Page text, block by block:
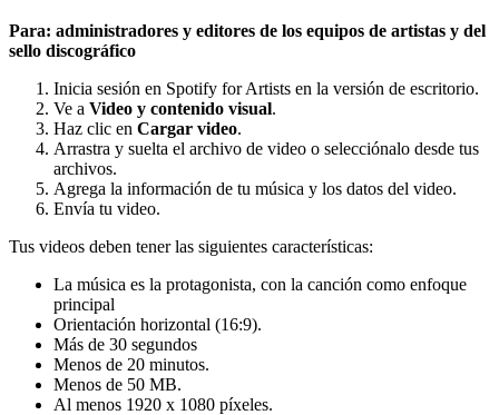
Para: administradores y editores de los equipos de artistas y del
sello discográfico
Inicia sesión en Spotify for Artists en la versión de escritorio.
Ve a Video y contenido visual.
Haz clic en Cargar video.
Arrastra y suelta el archivo de video o selecciónalo desde tus
archivos.
Agrega la información de tu música y los datos del video.
Envía tu video.
Tus videos deben tener las siguientes características:
La música es la protagonista, con la canción como enfoque
principal
Orientación horizontal (16:9).
Más de 30 segundos
Menos de 20 minutos.
Menos de 50 MB.
Al menos 1920 x 1080 píxeles.